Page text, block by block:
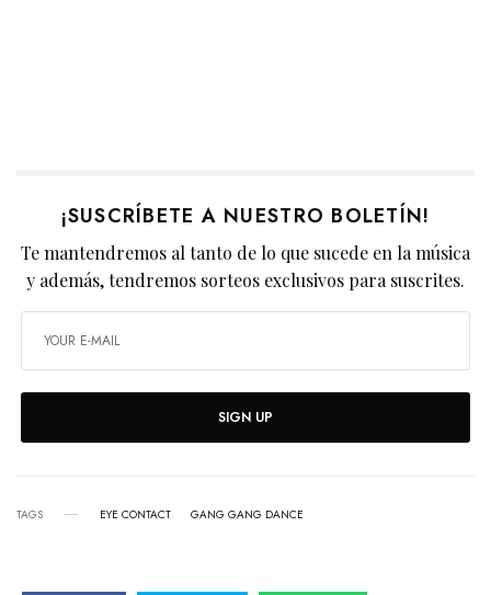
¡SUSCRÍBETE A NUESTRO BOLETÍN!
Te mantendremos al tanto de lo que sucede en la música
y además, tendremos sorteos exclusivos para suscrites.
SIGN UP
TAGS EYE CONTACT GANG GANG DANCE